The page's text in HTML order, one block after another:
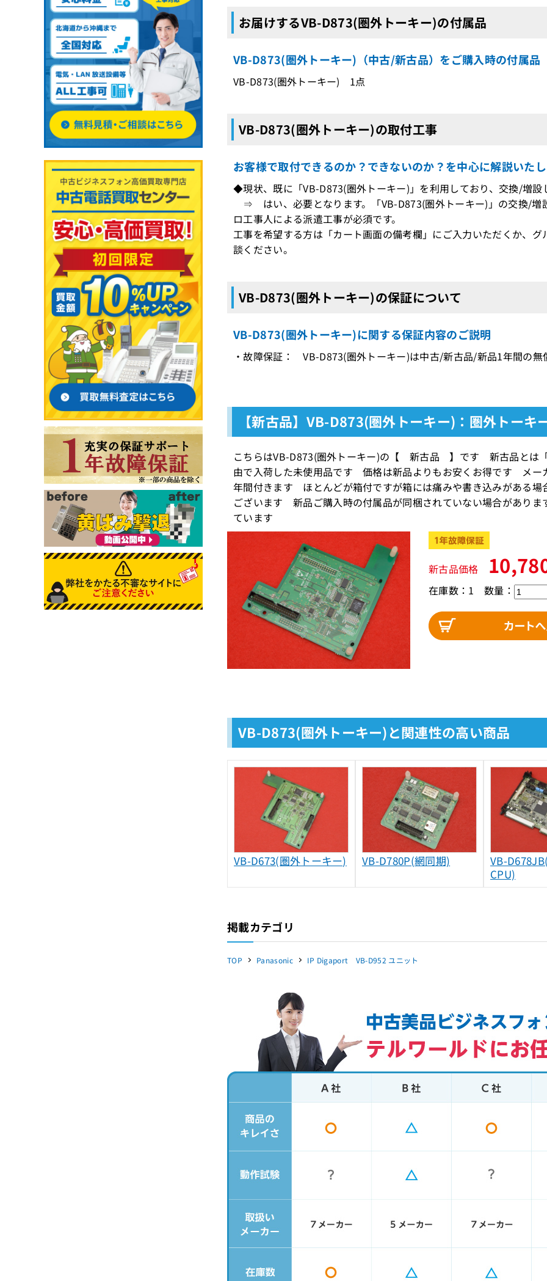
お届けするVB-D873(圏外トーキー)の付属品
VB-D873(圏外トーキー)（中古/新古品）をご購入時の付属品
VB-D873(圏外トーキー) 1点
VB-D873(圏外トーキー)の取付工事
お客様で取付できるのか？できないのか？を中心に解説いた
◆現状、既に「VB-D873(圏外トーキー)」を利用しており、交換/増設
⇒ はい、必要となります。「VB-D873(圏外トーキー)」の交換/増
ロ工事人による派遣工事が必須です。
工事を希望する方は「カート画面の備考欄」にご入力いただくか、グ
談ください。
VB-D873(圏外トーキー)の保証について
VB-D873(圏外トーキー)に関する保証内容のご説明
・故障保証： VB-D873(圏外トーキー)は中古/新古品/新品1年間の無
【新古品】VB-D873(圏外トーキー)：圏外トーキ
こちらはVB-D873(圏外トーキー)の【 新古品 】です 新古品とは
由で入荷した未使用品です 価格は新品よりもお安くお得です メー
年間付きます ほとんどが箱付ですが箱には痛みや書き込みがある
ございます 新品ご購入時の付属品が同梱されていない場合があり
ています
新古品価格
在庫数：1 数量：
VB-D873(圏外トーキー)と関連性の高い商品
VB-D673(圏外トーキー) VB-D780P(網同期)
VB-
CPU)
掲載カテゴリ
TOP Panasonic IP Digaport VB-D952 ユニット